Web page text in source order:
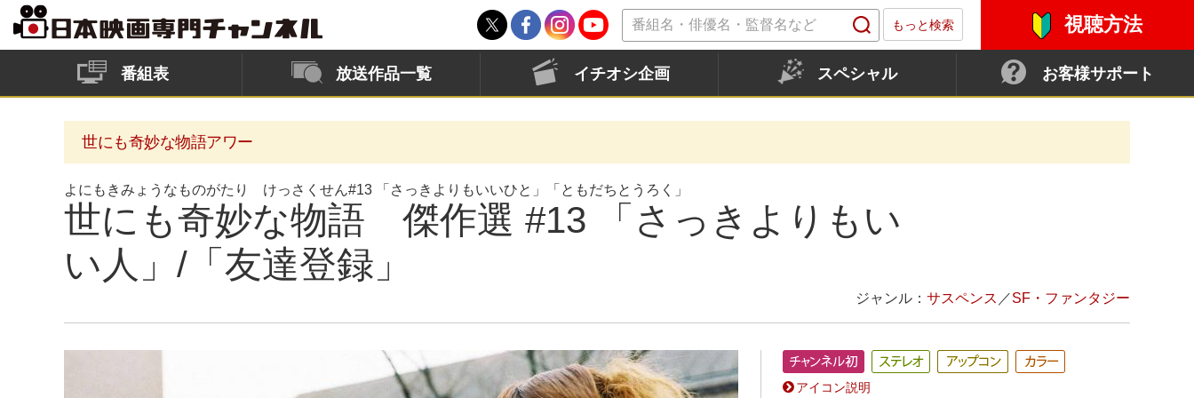
もっと検索 視聴方法
番組表 放送作品一覧 イチオシ企画 スペシャル お客様サポート
世にも奇妙な物語アワー
よにもきみょうなものがたり けっさくせん#13 「さっきよりもいいひと」「ともだちとうろく」
世にも奇妙な物語 傑作選 #13 「さっきよりもい
い人」/「友達登録」
ジャンル： サスペンス ／SF・ファンタジー
アイコン説明